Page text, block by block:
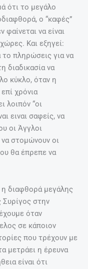
ότι το μεγάλο
ο “καφές”
να είναι
Και εξηγεί:
το πληρώσεις για να
διαδικασία να
κύκλο, όταν η
χρόνια
λοιπόν “οι
ειναι σαφείς, να
οι Άγγλοι
στομώνουν οι
θα έπρεπε να
η διαφθορά μεγάλης
Συρίγος στην
όταν
σε κάποιον
που τρέχουν με
μετράει η έρευνα
είναι ότι